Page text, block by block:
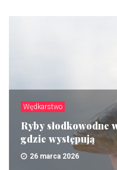
Wędkarstwo
Ryby słodkowodne
gdzie występują
26 marca 2026